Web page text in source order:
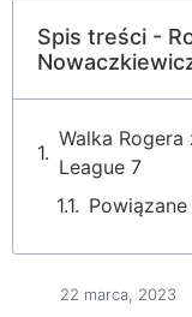
Spis treści -
Walka
League 7
22 marca, 2023